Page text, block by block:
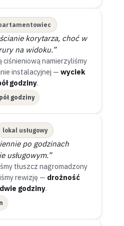
korytarza, choć w
na widoku.”
ciśnieniową namierzyliśmy
instalacyjnej — wyciek
godziny.
godziny
lokal usługowy
po godzinach
usługowym.”
tłuszcz nagromadzony
rewizję — drożność
godziny.